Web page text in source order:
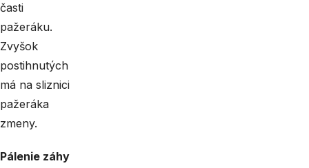
časti
pažeráku.
Zvyšok
postihnutých
má na sliznici
pažeráka
zmeny.
Pálenie záhy